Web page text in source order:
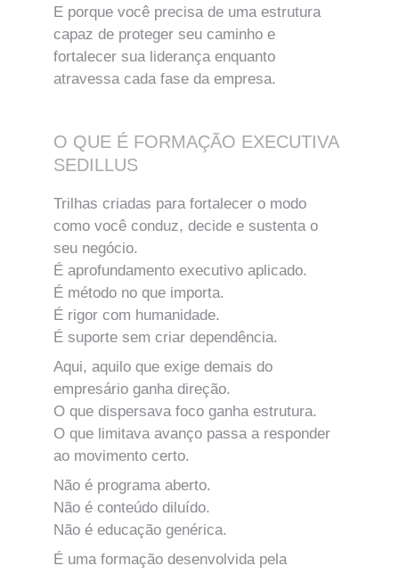
E porque você precisa de uma estrutura
capaz de proteger seu caminho e
fortalecer sua liderança enquanto
atravessa cada fase da empresa.
O QUE É FORMAÇÃO EXECUTIVA
SEDILLUS
Trilhas criadas para fortalecer o modo
como você conduz, decide e sustenta o
seu negócio.
É aprofundamento executivo aplicado.
É método no que importa.
É rigor com humanidade.
É suporte sem criar dependência.
Aqui, aquilo que exige demais do
empresário ganha direção.
O que dispersava foco ganha estrutura.
O que limitava avanço passa a responder
ao movimento certo.
Não é programa aberto.
Não é conteúdo diluído.
Não é educação genérica.
É uma formação desenvolvida pela